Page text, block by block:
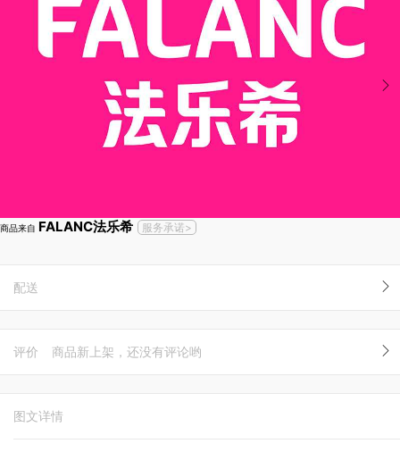
商品来自 FALANC法乐希 服务承诺>
配送
评价 商品新上架，还没有评论哟
图文详情